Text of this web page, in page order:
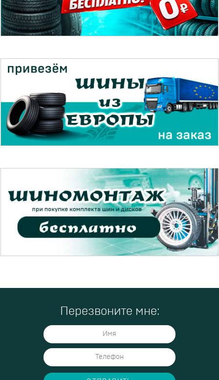
Перезвоните мне: